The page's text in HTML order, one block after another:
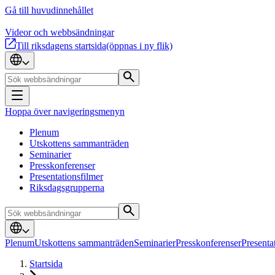
Gå till huvudinnehållet
Videor och webbsändningar
Till riksdagens startsida(öppnas i ny flik)
Hoppa över navigeringsmenyn
Plenum
Utskottens sammanträden
Seminarier
Presskonferenser
Presentationsfilmer
Riksdagsgrupperna
PlenumUtskottens sammanträdenSeminarierPresskonferenser
Startsida